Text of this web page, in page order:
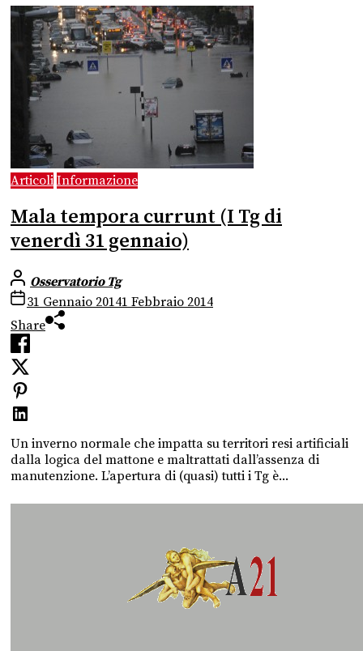
Articoli Informazione
Mala tempora currunt (I Tg di
venerdì 31 gennaio)
Osservatorio Tg
31 Gennaio 20141 Febbraio 2014
Share
Un inverno normale che impatta su territori resi artificiali
dalla logica del mattone e maltrattati dall’assenza di
manutenzione. L’apertura di (quasi) tutti i Tg è...